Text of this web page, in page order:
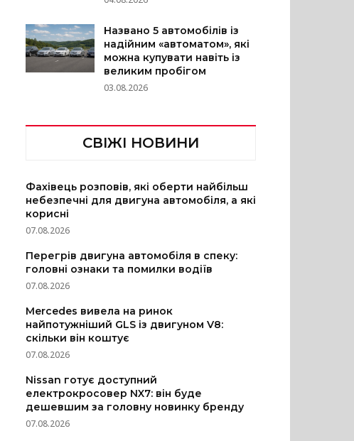
Названо 5 автомобілів із
надійним «автоматом», які
можна купувати навіть із
великим пробігом
03.08.2026
СВІЖІ НОВИНИ
Фахівець розповів, які оберти найбільш
небезпечні для двигуна автомобіля, а які
корисні
07.08.2026
Перегрів двигуна автомобіля в спеку:
головні ознаки та помилки водіїв
07.08.2026
Mercedes вивела на ринок
найпотужніший GLS із двигуном V8:
скільки він коштує
07.08.2026
Nissan готує доступний
електрокросовер NX7: він буде
дешевшим за головну новинку бренду
07.08.2026